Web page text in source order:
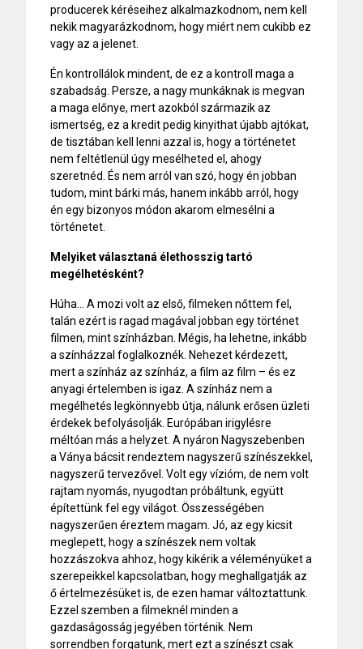
producerek kéréseihez alkalmazkodnom, nem kell
nekik magyarázkodnom, hogy miért nem cukibb ez
vagy az a jelenet.
Én kontrollálok mindent, de ez a kontroll maga a
szabadság. Persze, a nagy munkáknak is megvan
a maga előnye, mert azokból származik az
ismertség, ez a kredit pedig kinyithat újabb ajtókat,
de tisztában kell lenni azzal is, hogy a történetet
nem feltétlenül úgy mesélheted el, ahogy
szeretnéd. És nem arról van szó, hogy én jobban
tudom, mint bárki más, hanem inkább arról, hogy
én egy bizonyos módon akarom elmesélni a
történetet.
Melyiket választaná élethosszig tartó
megélhetésként?
Húha… A mozi volt az első, filmeken nőttem fel,
talán ezért is ragad magával jobban egy történet
filmen, mint színházban. Mégis, ha lehetne, inkább
a színházzal foglalkoznék. Nehezet kérdezett,
mert a színház az színház, a film az film – és ez
anyagi értelemben is igaz. A színház nem a
megélhetés legkönnyebb útja, nálunk erősen üzleti
érdekek befolyásolják. Európában irigylésre
méltóan más a helyzet. A nyáron Nagyszebenben
a Ványa bácsit rendeztem nagyszerű színészekkel,
nagyszerű tervezővel. Volt egy vízióm, de nem volt
rajtam nyomás, nyugodtan próbáltunk, együtt
építettünk fel egy világot. Összességében
nagyszerűen éreztem magam. Jó, az egy kicsit
meglepett, hogy a színészek nem voltak
hozzászokva ahhoz, hogy kikérik a véleményüket a
szerepeikkel kapcsolatban, hogy meghallgatják az
ő értelmezésüket is, de ezen hamar változtattunk.
Ezzel szemben a filmeknél minden a
gazdaságosság jegyében történik. Nem
sorrendben forgatunk, mert ezt a színészt csak